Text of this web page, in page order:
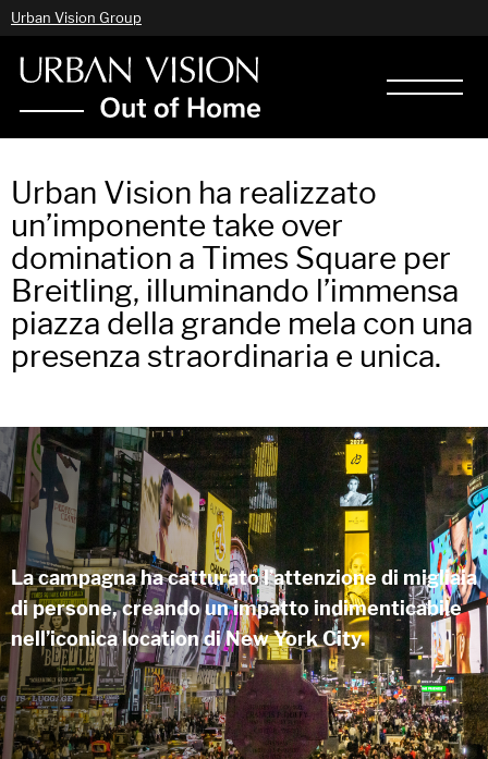
Urban Vision Group
Urban Vision ha realizzato
un’imponente take over
domination a Times Square per
Breitling, illuminando l’immensa
piazza della grande mela con una
presenza straordinaria e unica.
La campagna ha catturato l’attenzione di migliaia
di persone, creando un impatto indimenticabile
nell’iconica location di New York City.